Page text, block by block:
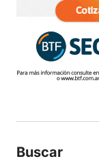
Buscar